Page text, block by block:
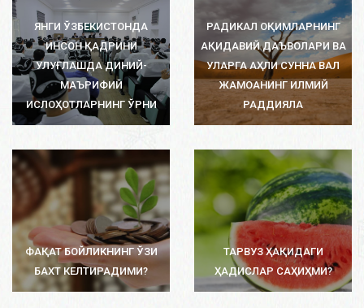
ЯНГИ ЎЗБЕКИСТОНДА
ИНСОН ҚАДРИНИ
УЛУҒЛАШДА ДИНИЙ-
МАЪРИФИЙ
ИСЛОҲОТЛАРНИНГ ЎРНИ
РАДИКАЛ ОҚИМЛАРНИНГ
АҚИДАВИЙ ДАЪВОЛАРИ ВА
УЛАРГА АҲЛИ СУННА ВАЛ
ЖАМОАНИНГ ИЛМИЙ
РАДДИЯЛА
ФАҚАТ БОЙЛИКНИНГ ЎЗИ
БАХТ КЕЛТИРАДИМИ?
ТАРВУЗ ҲАҚИДАГИ
ҲАДИСЛАР САҲИҲМИ?